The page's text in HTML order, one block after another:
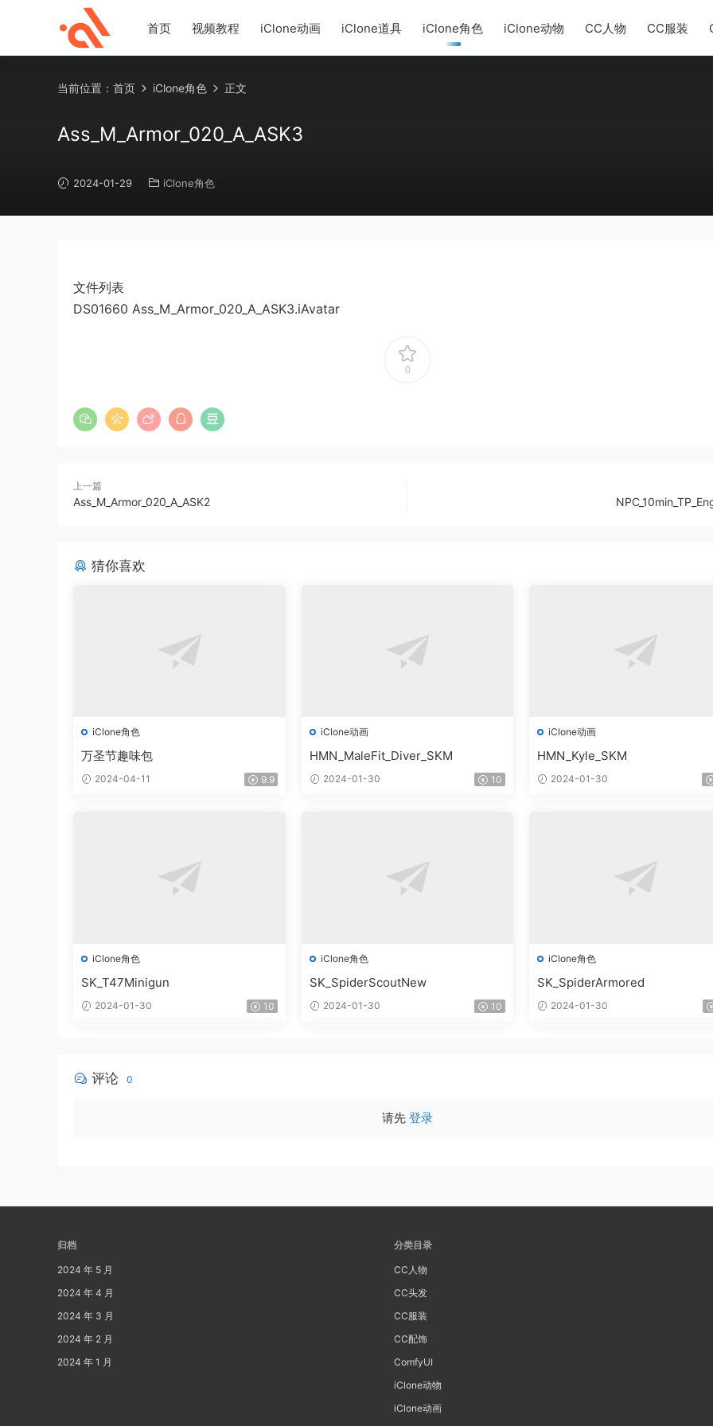
首页 视频教程 iClone动画 iClone道具 iClone角色 iClone动物 CC人物 CC服装
当前位置： 首页 iClone角色 正文
Ass_M_Armor_020_A_ASK3
2024-01-29 iClone角色
文件列表
DS01660 Ass_M_Armor_020_A_ASK3.iAvatar
0
上一篇
Ass_M_Armor_020_A_ASK2
猜你喜欢
iClone角色
万圣节趣味包
2024-04-11 9.9
iClone动画
HMN_MaleFit_Diver_SKM
2024-01-30 10
iClone动画
HMN_Kyle_SKM
2024-01-30
iClone角色
SK_T47Minigun
2024-01-30 10
iClone角色
SK_SpiderScoutNew
2024-01-30 10
iClone角色
SK_SpiderArmored
2024-01-30
评论 0
请先 登录
归档
2024 年 5 月
2024 年 4 月
2024 年 3 月
2024 年 2 月
2024 年 1 月
分类目录
CC人物
CC头发
CC服装
CC配饰
ComfyUI
iClone动物
iClone动画